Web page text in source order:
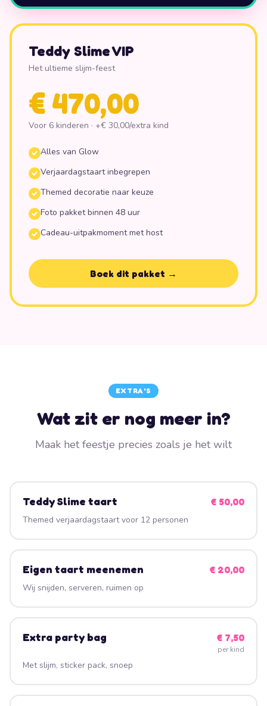
Teddy Slime VIP
Het ultieme slijm-feest
€ 470,00
Voor 6 kinderen · +€ 30,00/extra kind
Alles van Glow
Verjaardagstaart inbegrepen
Themed decoratie naar keuze
Foto pakket binnen 48 uur
Cadeau-uitpakmoment met host
Boek dit pakket →
EXTRA'S
Wat zit er nog meer in?
Maak het feestje precies zoals je het wilt
Teddy Slime taart € 50,00
Themed verjaardagstaart voor 12 personen
Eigen taart meenemen € 20,00
Wij snijden, serveren, ruimen op
Extra party bag € 7,50
per kind
Met slijm, sticker pack, snoep